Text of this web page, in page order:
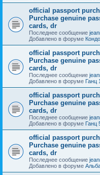
official passport
Purchase genuine
cards, dr
Последнее сообщение
Добавлено в форуме
official passport
Purchase genuine
cards, dr
Последнее сообщение
Добавлено в форуме Ганц
official passport
Purchase genuine
cards, dr
Последнее сообщение
Добавлено в форуме Ганц
official passport
Purchase genuine
cards, dr
Последнее сообщение
Добавлено в форуме